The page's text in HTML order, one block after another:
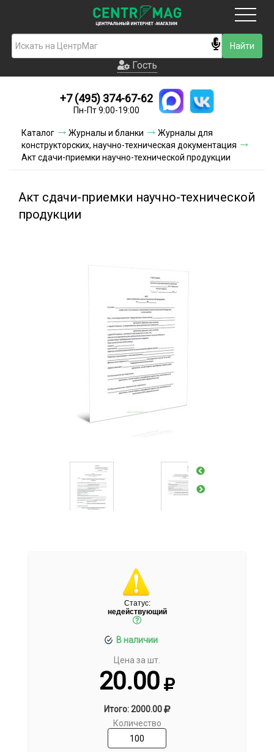
Гость
Новинки
Условия доставки
Условия оплаты
Гость
+7 (495) 374-67-62
Пн-Пт 9:00-19:00
Каталог Журналы и бланки
Журналы для
конструкторских, научно-техническая документация
Акт сдачи-приемки научно-технической продукции
Акт сдачи-приемки научно-технической
продукции
Статус:
недействующий
В наличии
Цена за шт.
20.00
Итого: 2000.00
Количество